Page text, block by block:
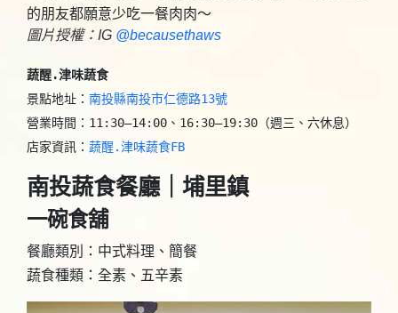
圖片授權：IG @becausethaws
蔬醒.津味蔬食
景點地址： 南投縣南投市仁德路13號
營業時間：11:30–14:00、16:30–19:30（週三、六休息）
店家資訊：
南投蔬食餐廳｜埔里鎮
一碗食舖
餐廳類別：中式料理、簡餐
蔬食種類：全素、五辛素